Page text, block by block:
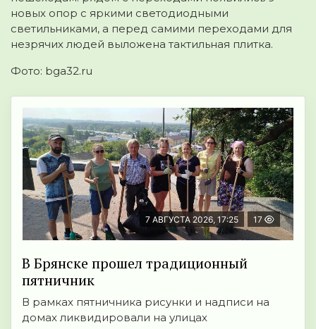
новых опор с яркими светодиодными
светильниками, а перед самими переходами для
незрячих людей выложена тактильная плитка.
Фото: bga32.ru
7 АВГУСТА 2026, 17:25 17
В Брянске прошел традиционный
пятничник
В рамках пятничника рисунки и надписи на
домах ликвидировали на улицах